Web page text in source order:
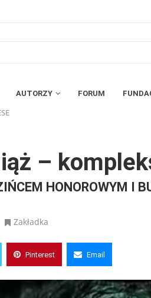
AUTORZY FORUM
–
HONOROWYM I
Zakładka
Pinterest Email